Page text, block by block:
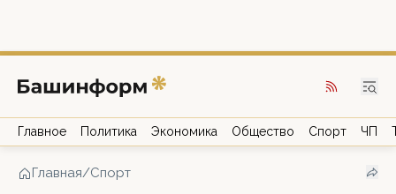
Главное Политика Экономика Общество Спорт ЧП
Главная/Спорт